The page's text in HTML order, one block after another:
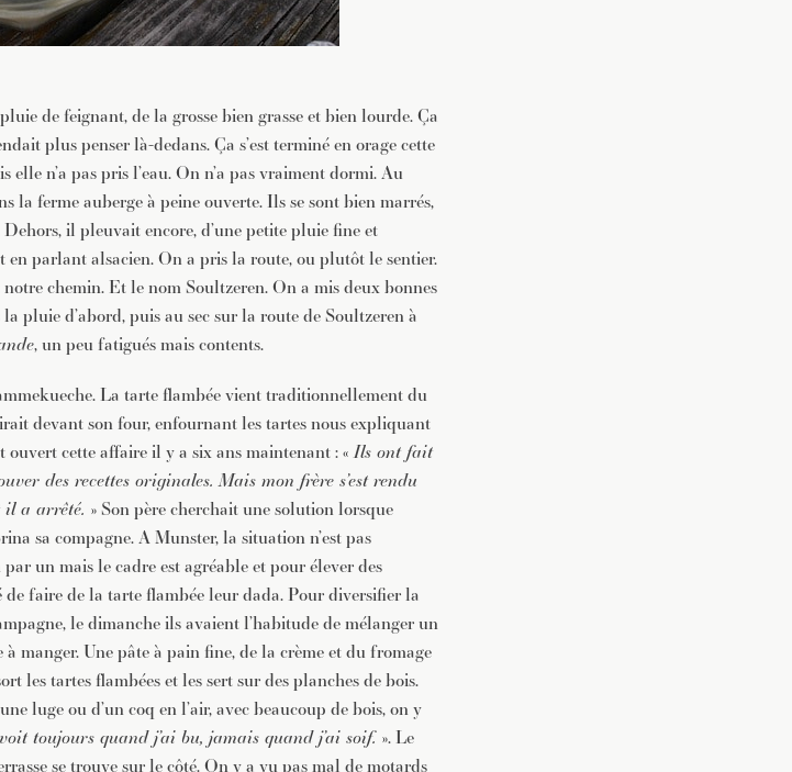
de feignant, de la grosse bien grasse et bien lourde. Ça
plus penser là-dedans. Ça s’est terminé en orage cette
n’a pas pris l’eau. On n’a pas vraiment dormi. Au
la ferme auberge à peine ouverte. Ils se sont bien marrés,
il pleuvait encore, d’une petite pluie fine et
en parlant alsacien. On a pris la route, ou plutôt le sentier.
chemin. Et le nom Soultzeren. On a mis deux bonnes
pluie d’abord, puis au sec sur la route de Soultzeren à
, un peu fatigués mais contents.
La tarte flambée vient traditionnellement du
devant son four, enfournant les tartes nous expliquant
cette affaire il y a six ans maintenant : «Ils ont fait
des recettes originales. Mais mon frère s’est rendu
a arrêté. » Son père cherchait une solution lorsque
sa compagne. A Munster, la situation n’est pas
un mais le cadre est agréable et pour élever des
faire de la tarte flambée leur dada. Pour diversifier la
le dimanche ils avaient l’habitude de mélanger un
manger. Une pâte à pain fine, de la crème et du fromage
les tartes flambées et les sert sur des planches de bois.
luge ou d’un coq en l’air, avec beaucoup de bois, on y
toujours quand j’ai bu, jamais quand j’ai soif. ». Le
se trouve sur le côté. On y a vu pas mal de motards